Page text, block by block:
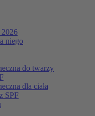
2026
niego
do twarzy
dla ciała
SPF